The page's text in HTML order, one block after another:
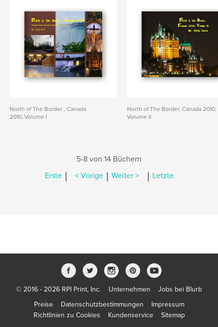
North of The Border , Canada
2010..Volume I
North of The Border, Canada 2010,
Volume II
5-8 von 14 Büchern
Erste | < Vorige | Weiter > | Letzte
© 2016 - 2026 RPI Print, Inc. Unternehmen
Jobs bei Blurb
Preise
Datenschutzbestimmungen
Impressum
Richtlinien zu Cookies
Kundenservice Sitemap